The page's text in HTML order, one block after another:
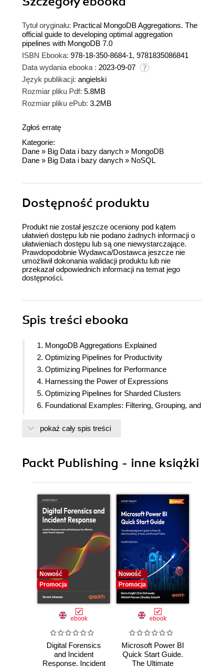
Tytuł oryginału: Practical MongoDB Aggregations. The
official guide to developing optimal aggregation
pipelines with MongoDB 7.0
ISBN Ebooka: 978-18-350-8684-1, 9781835086841
Data wydania ebooka : 2023-09-07
Język publikacji: angielski
Rozmiar pliku Pdf: 5.8MB
Rozmiar pliku ePub: 3.2MB
Zgłoś erratę
Kategorie:
Dane » Big Data i bazy danych » MongoDB
Dane » Big Data i bazy danych » NoSQL
Dostępność produktu
Produkt nie został jeszcze oceniony pod kątem
ułatwień dostępu lub nie podano żadnych informacji o
ułatwieniach dostępu lub są one niewystarczające.
Prawdopodobnie Wydawca/Dostawca jeszcze nie
umożliwił dokonania walidacji produktu lub nie
przekazał odpowiednich informacji na temat jego
dostępności.
Spis treści ebooka
1. MongoDB Aggregations Explained
2. Optimizing Pipelines for Productivity
3. Optimizing Pipelines for Performance
4. Harnessing the Power of Expressions
5. Optimizing Pipelines for Sharded Clusters
6. Foundational Examples: Filtering, Grouping, and
7. Joining Data Examples
10. Securing Data Examples
13. Full-Text Search Examples
pokaż cały spis treści
Packt Publishing - inne książki
Nowość
Promocja
ebook
Digital Forensics
and Incident
Response. Incident
Nowość
Promocja
ebook
Microsoft Power BI
Quick Start Guide.
The Ultimate